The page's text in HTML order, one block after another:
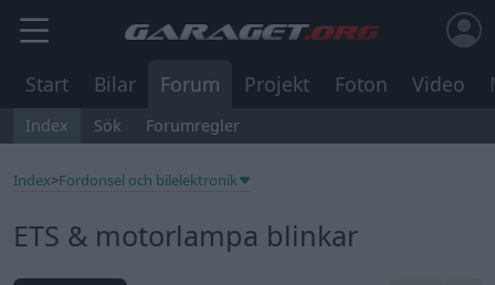
Start Bilar Forum Projekt Foton Video
Index Sök Forumregler
Index>Fordonsel och bilelektronik
ETS & motorlampa blinkar